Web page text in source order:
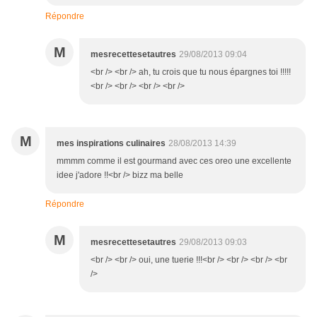
Répondre
M mesrecettesetautres 29/08/2013 09:04
<br /> <br /> ah, tu crois que tu nous épargnes toi !!!!!
<br /> <br /> <br /> <br />
M mes inspirations culinaires 28/08/2013 14:39
mmmm comme il est gourmand avec ces oreo une excellente
idee j'adore !!<br /> bizz ma belle
Répondre
M mesrecettesetautres 29/08/2013 09:03
<br /> <br /> oui, une tuerie !!!<br /> <br /> <br /> <br
/>